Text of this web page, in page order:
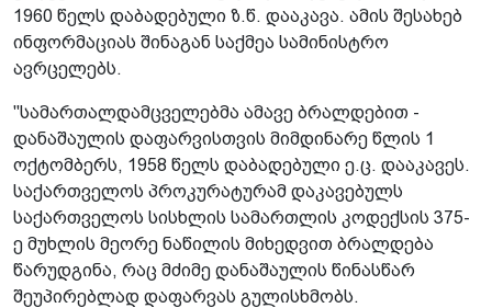
1960 წელს დაბადებული ზ.წ. დააკავა. ამის შესახებ
ინფორმაციას შინაგან საქმეა სამინისტრო
ავრცელებს.
"სამართალდამცველებმა ამავე ბრალდებით -
დანაშაულის დაფარვისთვის მიმდინარე წლის 1
ოქტომბერს, 1958 წელს დაბადებული ე.ც. დააკავეს.
საქართველოს პროკურატურამ დაკავებულს
საქართველოს სისხლის სამართლის კოდექსის 375-
ე მუხლის მეორე ნაწილის მიხედვით ბრალდება
წარუდგინა, რაც მძიმე დანაშაულის წინასწარ
შეუპირებლად დაფარვას გულისხმობს.